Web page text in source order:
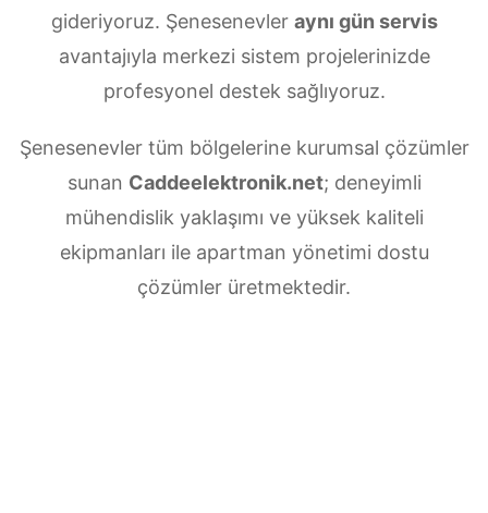
gideriyoruz. Şenesenevler aynı gün servis
avantajıyla merkezi sistem projelerinizde
profesyonel destek sağlıyoruz.
Şenesenevler tüm bölgelerine kurumsal çözümler
sunan Caddeelektronik.net; deneyimli
mühendislik yaklaşımı ve yüksek kaliteli
ekipmanları ile apartman yönetimi dostu
çözümler üretmektedir.